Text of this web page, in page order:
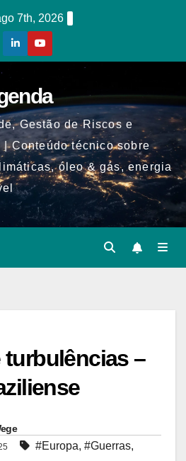
7th, 2026
Gestão de Riscos e
Conteúdo técnico sobre
óleo & gás, energia
turbulências –
#Europa, #Guerras,